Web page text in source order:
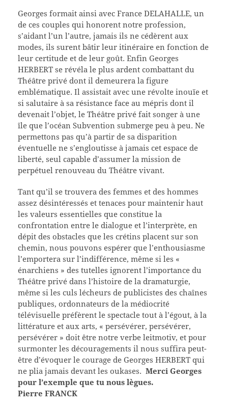
Georges formait ainsi avec France DELAHALLE, un
de ces couples qui honorent notre profession,
s’aidant l’un l’autre, jamais ils ne cédèrent aux
modes, ils surent bâtir leur itinéraire en fonction de
leur certitude et de leur goût. Enfin Georges
HERBERT se révéla le plus ardent combattant du
Théâtre privé dont il demeurera la figure
emblématique. Il assistait avec une révolte inouïe et
si salutaire à sa résistance face au mépris dont il
devenait l’objet, le Théâtre privé fait songer à une
île que l’océan Subvention submerge peu à peu. Ne
permettons pas qu’à partir de sa disparition
éventuelle ne s’engloutisse à jamais cet espace de
liberté, seul capable d’assumer la mission de
perpétuel renouveau du Théâtre vivant.
Tant qu’il se trouvera des femmes et des hommes
assez désintéressés et tenaces pour maintenir haut
les valeurs essentielles que constitue la
confrontation entre le dialogue et l’interprète, en
dépit des obstacles que les crétins placent sur son
chemin, nous pouvons espérer que l’enthousiasme
l’emportera sur l’indifférence, même si les «
énarchiens » des tutelles ignorent l’importance du
Théâtre privé dans l’histoire de la dramaturgie,
même si les culs lécheurs de publicistes des chaînes
publiques, ordonnateurs de la médiocrité
télévisuelle préfèrent le spectacle tout à l’égout, à la
littérature et aux arts, « persévérer, persévérer,
persévérer » doit être notre verbe leitmotiv, et pour
surmonter les découragements il nous suffira peut-
être d’évoquer le courage de Georges HERBERT qui
ne plia jamais devant les oukases. Merci Georges
pour l’exemple que tu nous lègues.
Pierre FRANCK